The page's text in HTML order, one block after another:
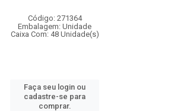
Código: 271364
Embalagem: Unidade
Caixa Com: 48 Unidade(s)
Faça seu login ou
cadastre-se para
comprar.